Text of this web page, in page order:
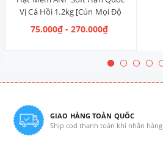
Vị Cá Hồi 1.2kg [Cún Mọi Độ
Tuổi]
75.000₫ - 270.000₫
GIAO HÀNG TOÀN QUỐC
Ship cod thanh toán khi nhận hàng